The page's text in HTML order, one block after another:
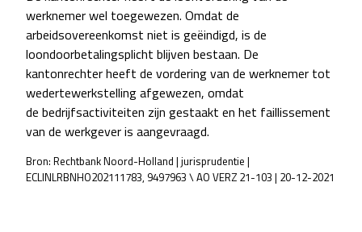
werknemer wel toegewezen. Omdat de
arbeidsovereenkomst niet is geëindigd, is de
loondoorbetalingsplicht blijven bestaan. De
kantonrechter heeft de vordering van de werknemer tot
wedertewerkstelling afgewezen, omdat
de bedrijfsactiviteiten zijn gestaakt en het faillissement
van de werkgever is aangevraagd.
Bron: Rechtbank Noord-Holland | jurisprudentie |
ECLINLRBNHO202111783, 9497963 \ AO VERZ 21-103 | 20-12-2021